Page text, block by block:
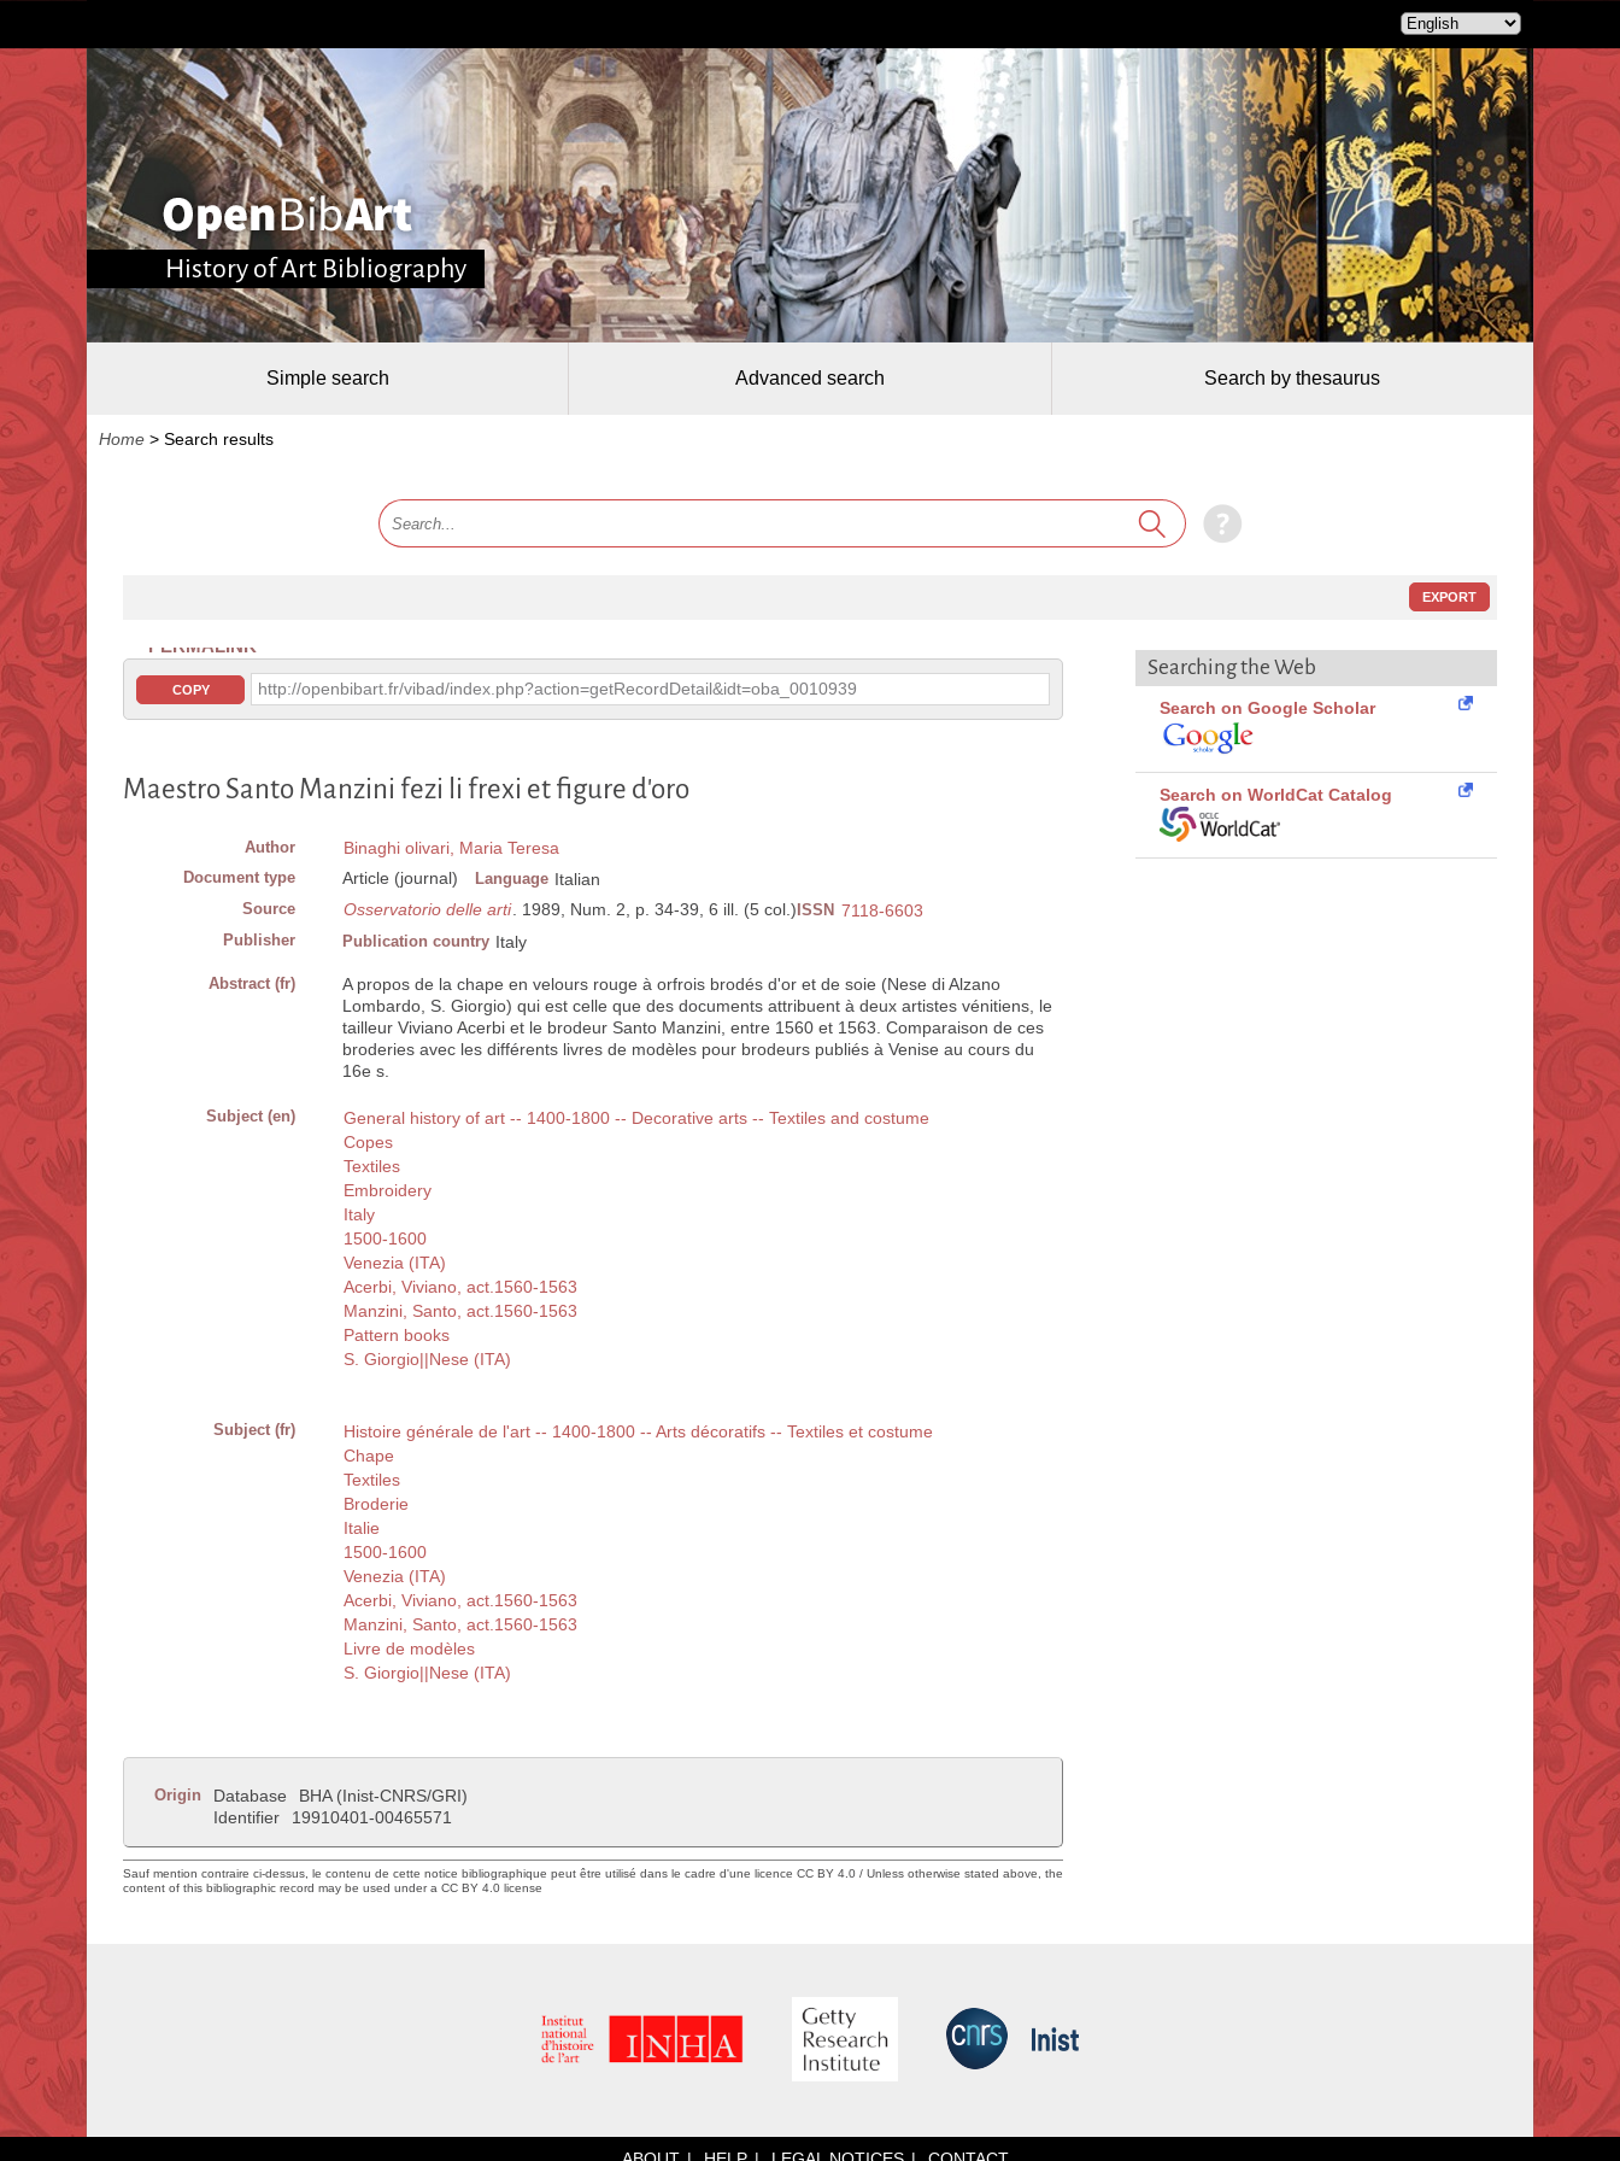
History of Art Bibliography
Simple search Advanced search Search by thesaurus
Home > Search results
EXPORT
PERMALINK
COPY http://openbibart.fr/vibad/index.php?action=getRecordDetail&idt=oba_0010939
Maestro Santo Manzini fezi li frexi et figure d'oro
Author Binaghi olivari, Maria Teresa
Document type Article (journal) Language Italian
Source Osservatorio delle arti . 1989, Num. 2, p. 34-39, 6 ill. (5 col.) ISSN 7118-6603
Publisher Publication country Italy
Abstract (fr)
A propos de la chape en velours rouge à orfrois brodés d'or et de soie (Nese di Alzano
Lombardo, S. Giorgio) qui est celle que des documents attribuent à deux artistes vénitiens, le
tailleur Viviano Acerbi et le brodeur Santo Manzini, entre 1560 et 1563. Comparaison de ces
broderies avec les différents livres de modèles pour brodeurs publiés à Venise au cours du
16e s.
Subject (en)
General history of art -- 1400-1800 -- Decorative arts -- Textiles and costume
Copes
Textiles
Embroidery
Italy
1500-1600
Venezia (ITA)
Acerbi, Viviano, act.1560-1563
Manzini, Santo, act.1560-1563
Pattern books
S. Giorgio||Nese (ITA)
Subject (fr)
Histoire générale de l'art -- 1400-1800 -- Arts décoratifs -- Textiles et costume
Chape
Textiles
Broderie
Italie
1500-1600
Venezia (ITA)
Acerbi, Viviano, act.1560-1563
Manzini, Santo, act.1560-1563
Livre de modèles
S. Giorgio||Nese (ITA)
Origin Database
BHA (Inist-CNRS/GRI)
Identifier
19910401-00465571
Sauf mention contraire ci-dessus, le contenu de cette notice bibliographique peut être utilisé dans le cadre d'une licence CC BY 4.0 / Unless otherwise stated above, the
content of this bibliographic record may be used under a CC BY 4.0 license
Searching the Web
Search on Google Scholar
Search on WorldCat Catalog